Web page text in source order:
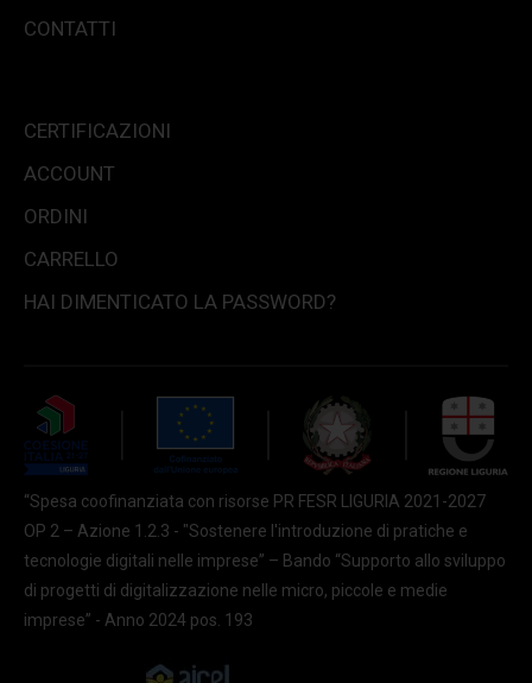
CONTATTI
CERTIFICAZIONI
ACCOUNT
ORDINI
CARRELLO
HAI DIMENTICATO LA PASSWORD?
“Spesa coofinanziata con risorse PR FESR LIGURIA 2021-2027
OP 2 – Azione 1.2.3 - "Sostenere l'introduzione di pratiche e
tecnologie digitali nelle imprese” – Bando “Supporto allo sviluppo
di progetti di digitalizzazione nelle micro, piccole e medie
imprese” - Anno 2024 pos. 193